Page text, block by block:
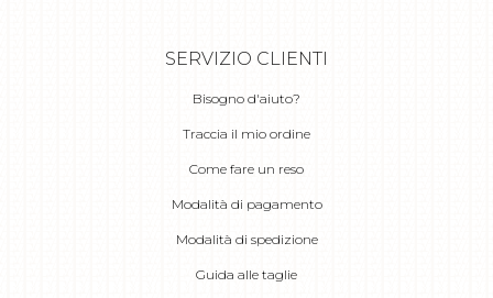
SERVIZIO CLIENTI
Bisogno d'aiuto?
Traccia il mio ordine
Come fare un reso
Modalità di pagamento
Modalità di spedizione
Guida alle taglie